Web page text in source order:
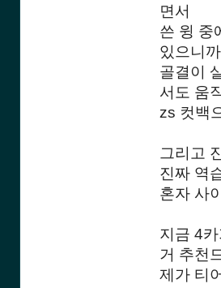
면서
쓴 윙 중
있으니까
골결이
서도 움
zs 컷백
그리고
진짜 역
혼자 사
지금 4
거 추천
제가 티